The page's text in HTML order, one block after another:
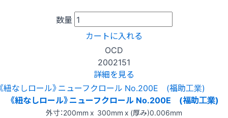
数量
カートに入れる
OCD
2002151
詳細を見る
《紐なしロール》ニューフクロール No.200E (福助工業)
外寸：200mm x 300mm x (厚み)0.006mm